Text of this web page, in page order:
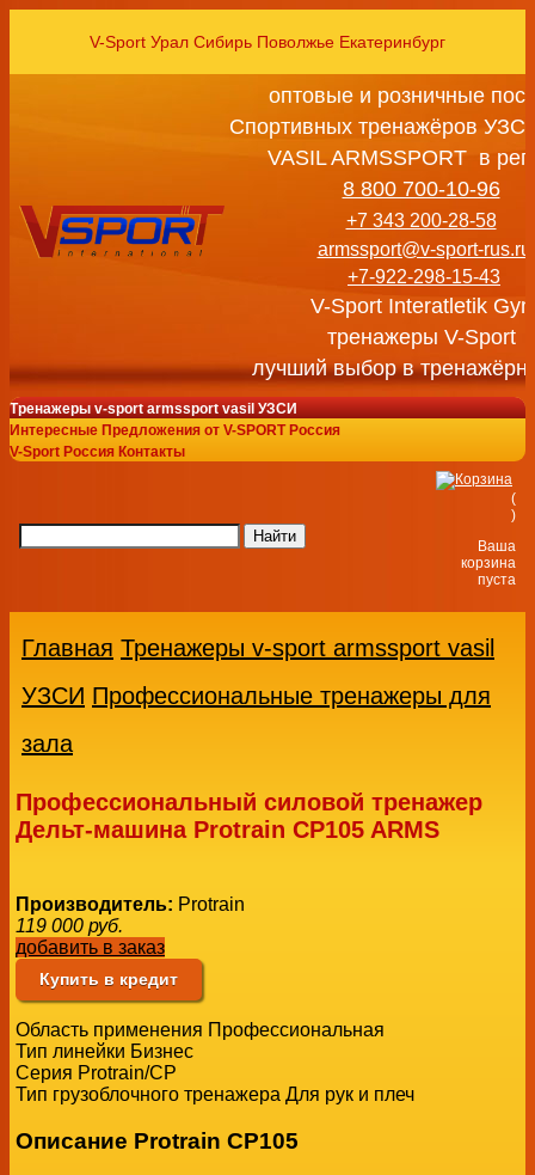
V-Sport Урал Сибирь Поволжье Екатеринбург
оптовые и розничные
Спортивных тренажёров
VASIL ARMSSPORT в
8 800 700-10-96
+7 343 200-28-58
armssport@v-sport-rus.ru
+7-922-298-15-43
V-Sport Interatletik
тренажеры V-Sport
лучший выбор в
Тренажеры v-sport armssport vasil УЗСИ
Интересные Предложения от V-SPORT Россия
V-Sport Россия Контакты
(
)
Ваша
корзина
пуста
Главная Тренажеры v-sport armssport vasil
УЗСИ Профессиональные тренажеры для
зала
Профессиональный силовой тренажер
Дельт-машина Protrain CP105 ARMS
Производитель: Protrain
119 000 руб.
добавить в заказ
Купить в кредит
Область применения Профессиональная
Тип линейки Бизнес
Серия Protrain/CP
Тип грузоблочного тренажера Для рук и плеч
Описание Protrain CP105